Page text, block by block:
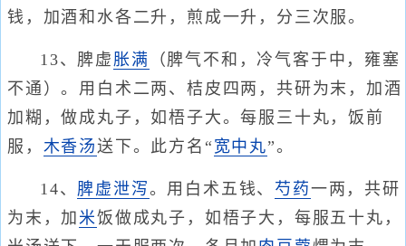
钱，加酒和水各二升，煎成一升，分三次服。
13、脾虚 胀满 （脾气不和，冷气客于中，雍塞
不通）。用白术二两、桔皮四两，共研为末，加酒
加糊，做成丸子，如梧子大。每服三十丸，饭前
服， 木香汤 送下。此方名“宽中丸”。
14、 脾虚泄泻。用白术五钱、 芍药一两，共研
为末，加米饭做成丸子，如梧子大，每服五十丸，